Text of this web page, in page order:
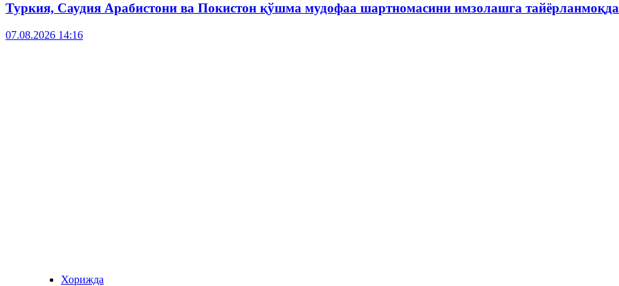
Туркия, Саудия Арабистони ва Покистон қўшма мудофаа шартномасини имзолашга тайёрланмоқда
07.08.2026 14:16
Хорижда